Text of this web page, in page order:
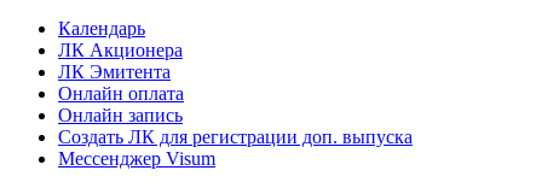
Календарь
ЛК Акционера
ЛК Эмитента
Онлайн оплата
Онлайн запись
Создать ЛК для регистрации доп. выпуска
Мессенджер Visum